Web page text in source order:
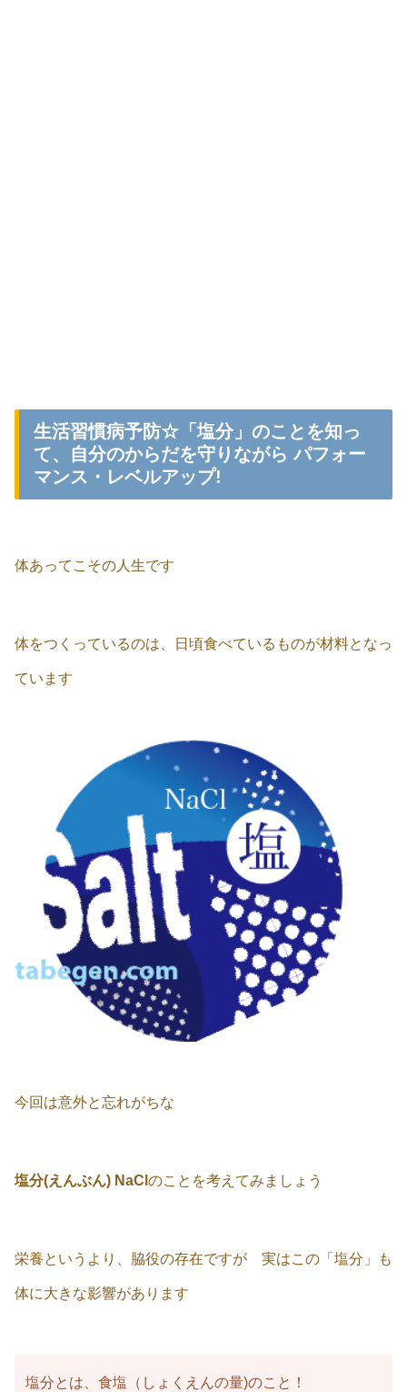
生活習慣病予防☆「塩分」のことを知っ
て、自分のからだを守りながら パフォー
マンス・レベルアップ!
体あってこその人生です
体をつくっているのは、日頃食べているものが材料となっ
ています
今回は意外と忘れがちな
塩分(えんぶん) NaCl のことを考えてみましょう
栄養というより、脇役の存在ですが 実はこの「塩分」も
体に大きな影響があります
塩分とは、食塩（しょくえんの量)のこと！